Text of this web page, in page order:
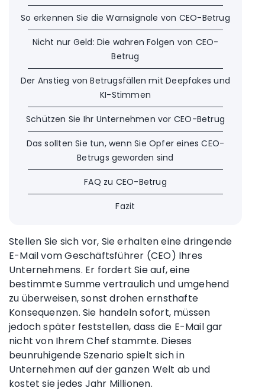
So erkennen Sie die Warnsignale von CEO-Betrug
Nicht nur Geld: Die wahren Folgen von CEO-
Betrug
Der Anstieg von Betrugsfällen mit Deepfakes und
KI-Stimmen
Schützen Sie Ihr Unternehmen vor CEO-Betrug
Das sollten Sie tun, wenn Sie Opfer eines CEO-
Betrugs geworden sind
FAQ zu CEO-Betrug
Fazit
Stellen Sie sich vor, Sie erhalten eine dringende
E-Mail vom Geschäftsführer (CEO) Ihres
Unternehmens. Er fordert Sie auf, eine
bestimmte Summe vertraulich und umgehend
zu überweisen, sonst drohen ernsthafte
Konsequenzen. Sie handeln sofort, müssen
jedoch später feststellen, dass die E-Mail gar
nicht von Ihrem Chef stammte. Dieses
beunruhigende Szenario spielt sich in
Unternehmen auf der ganzen Welt ab und
kostet sie jedes Jahr Millionen.